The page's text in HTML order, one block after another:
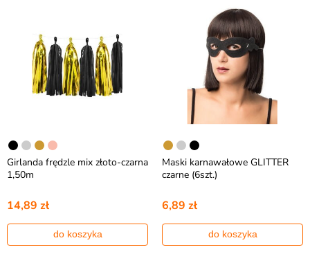
Girlanda frędzle mix złoto-czarna
1,50m
14,89 zł
do koszyka
Maski karnawałowe GLITTER
czarne (6szt.)
6,89 zł
do koszyka